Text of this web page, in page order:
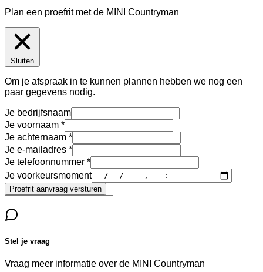
Plan een proefrit met de MINI Countryman
Sluiten
Om je afspraak in te kunnen plannen hebben we nog een
paar gegevens nodig.
Je bedrijfsnaam
Je voornaam
Je achternaam
Je e-mailadres
Je telefoonnummer
Je voorkeursmoment
Proefrit aanvraag versturen
Stel je vraag
Vraag meer informatie over de MINI Countryman